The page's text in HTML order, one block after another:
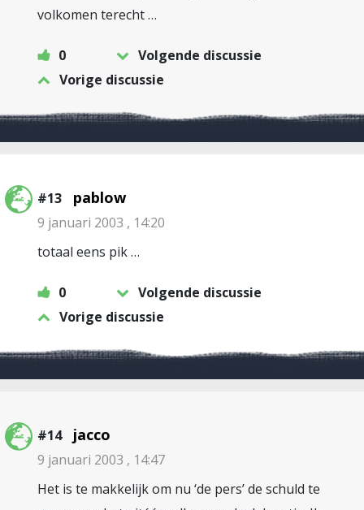
volkomen terecht …
0
Volgende discussie
Vorige discussie
#13 pablow
9 januari 2003 , 14:20
totaal eens pik …
0
Volgende discussie
Vorige discussie
#14 jacco
9 januari 2003 , 14:47
Het is te makkelijk om nu ‘de pers’ de schuld te